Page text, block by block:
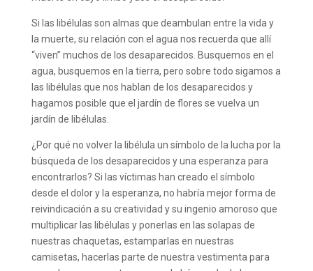
Si las libélulas son almas que deambulan entre la vida y
la muerte, su relación con el agua nos recuerda que allí
“viven” muchos de los desaparecidos. Busquemos en el
agua, busquemos en la tierra, pero sobre todo sigamos a
las libélulas que nos hablan de los desaparecidos y
hagamos posible que el jardín de flores se vuelva un
jardín de libélulas.
¿Por qué no volver la libélula un símbolo de la lucha por la
búsqueda de los desaparecidos y una esperanza para
encontrarlos? Si las víctimas han creado el símbolo
desde el dolor y la esperanza, no habría mejor forma de
reivindicación a su creatividad y su ingenio amoroso que
multiplicar las libélulas y ponerlas en las solapas de
nuestras chaquetas, estamparlas en nuestras
camisetas, hacerlas parte de nuestra vestimenta para